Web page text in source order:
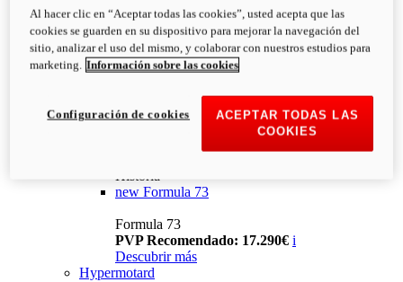
Historia
new Formula 73
Formula 73
PVP Recomendado: 17.290€ i
Descubrir más
Hypermotard
Al hacer clic en “Aceptar todas las cookies”, usted acepta que las
cookies se guarden en su dispositivo para mejorar la navegación del
sitio, analizar el uso del mismo, y colaborar con nuestros estudios para
marketing. Información sobre las cookies
ACEPTAR TODAS LAS
COOKIES
Configuración de cookies